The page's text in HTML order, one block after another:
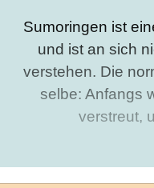
Sumoringen ist
und ist an sich
verstehen. Die
selbe: Anfangs
verstreut,